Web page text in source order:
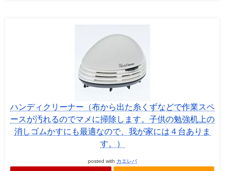
ハンディクリーナー（布から出た糸くずなどで作業スペ
ースが汚れるのでマメに掃除します。子供の勉強机上の
消しゴムかすにも最適なので、我が家には４台ありま
す。）
posted with カエレバ